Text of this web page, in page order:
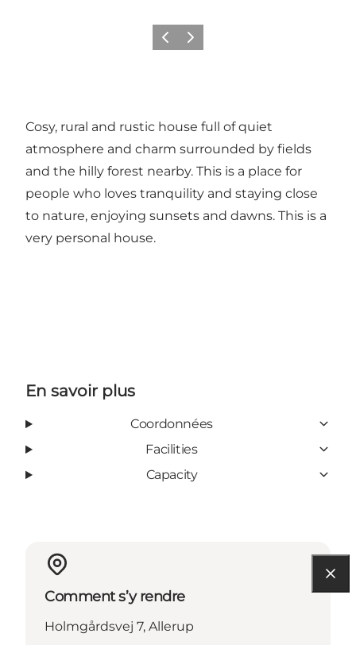
PrécédentSuivant
Cosy, rural and rustic house full of quiet
atmosphere and charm surrounded by fields
and the hilly forest nearby. This is a place for
people who loves tranquility and staying close
to nature, enjoying sunsets and dawns. This is a
very personal house.
En savoir plus
Coordonnées
Facilities
Capacity
Comment s’y rendre
Holmgårdsvej 7, Allerup